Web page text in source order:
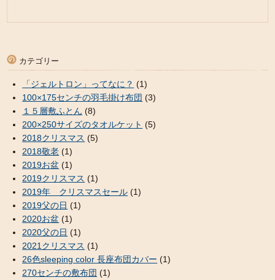
カテゴリー
「ジェルトロン」ってなに？ (1)
100×175センチの羽毛掛け布団 (3)
１５層敷ふとん (8)
200×250サイズのタオルケット (5)
2018クリスマス (5)
2018敬老 (1)
2019お盆 (1)
2019クリスマス (1)
2019年 クリスマスセール (1)
2019父の日 (1)
2020お盆 (1)
2020父の日 (1)
2021クリスマス (1)
26色sleeping color 長座布団カバー (1)
270センチの敷布団 (1)